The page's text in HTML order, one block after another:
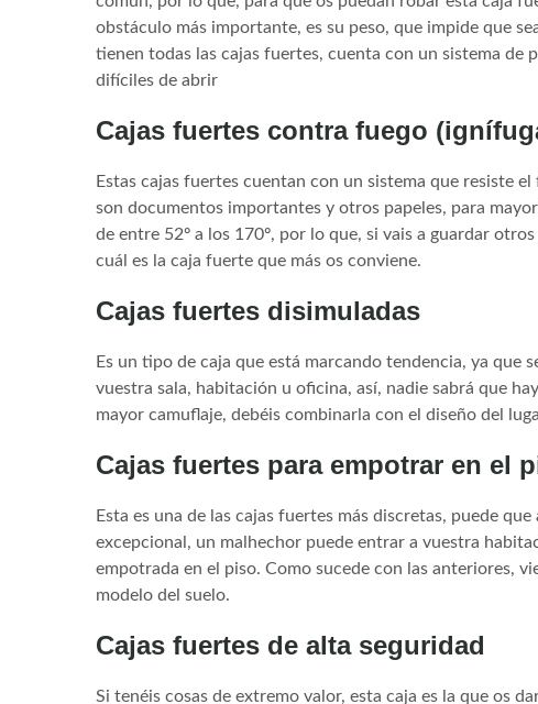
obstáculo más importante, es su peso, que impide que
tienen todas las cajas fuertes, cuenta con un sistema de
difíciles de abrir
Cajas fuertes contra fuego
Estas cajas fuertes cuentan con un sistema que resiste
son documentos importantes y otros papeles, para
de entre 52º a los 170º, por lo que, si vais a guardar
cuál es la caja fuerte que más os conviene.
Cajas fuertes disimuladas
Es un tipo de caja que está marcando tendencia, ya que
vuestra sala, habitación u oficina, así, nadie sabrá que
mayor camuflaje, debéis combinarla con el diseño del
Cajas fuertes para empotrar en el
Esta es una de las cajas fuertes más discretas, puede
excepcional, un malhechor puede entrar a vuestra
empotrada en el piso. Como sucede con las anteriores,
modelo del suelo.
Cajas fuertes de alta seguridad
Si tenéis cosas de extremo valor, esta caja es la que os